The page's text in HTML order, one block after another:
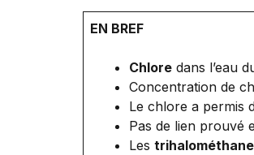
EN BREF
Chlore dans l’eau
Concentration de
Le chlore a permis
Pas de lien prouvé
Les